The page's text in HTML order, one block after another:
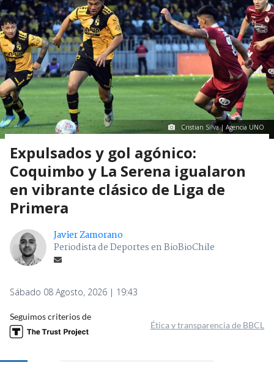
Cristian Silva | Agencia UNO
Expulsados y gol agónico:
Coquimbo y La Serena igualaron
en vibrante clásico de Liga de
Primera
Javier Zamorano
Periodista de Deportes en BioBioChile
Sábado 08 Agosto, 2026 | 19:43
Seguimos criterios de
Ética y transparencia de BBCL